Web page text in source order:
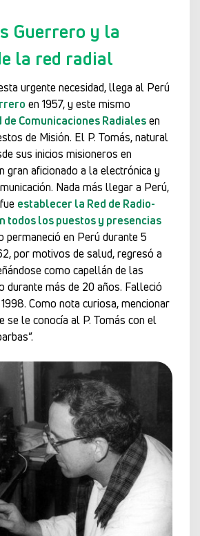
Guerrero y la
la red radial
urgente necesidad, llega al Perú
en 1957, y este mismo
de Comunicaciones Radialesen
de Misión. El P. Tomás, natural
sus inicios misioneros en
gran aficionado a la electrónica y
Nada más llegar a Perú,
establecer la Red de Radio-
todos los puestos y presencias
permaneció en Perú durante 5
por motivos de salud, regresó a
como capellán de las
durante más de 20 años. Falleció
Como nota curiosa, mencionar
se le conocía al P. Tomás con el